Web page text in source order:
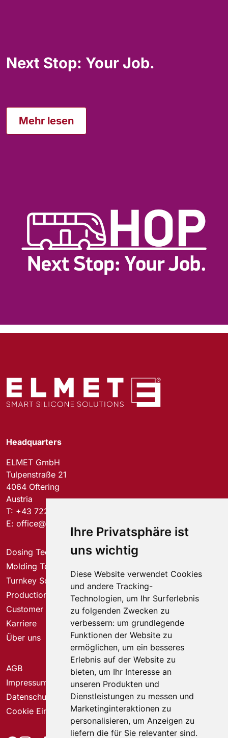
Ihre Privatsphäre ist
uns wichtig
Diese Website verwendet Cookies
und andere Tracking-
Technologien, um Ihr Surferlebnis
zu folgenden Zwecken zu
verbessern: um grundlegende
Funktionen der Website zu
ermöglichen, um ein besseres
Erlebnis auf der Website zu
bieten, um Ihr Interesse an
unseren Produkten und
Dienstleistungen zu messen und
Marketinginteraktionen zu
personalisieren, um Anzeigen zu
liefern die für Sie relevanter sind.
Next Stop: Your Job.
Mehr lesen
Headquarters
ELMET GmbH
Tulpenstraße 21
4064 Oftering
Austria
T: +43 7221 74577-0
E: office@elmet.com
Dosing Technology
Molding Technology
Turnkey Solutions
Production Solutions
Customer Service Center
Karriere
Über uns
AGB
Impressum
Datenschutz
Cookie Einstellungen